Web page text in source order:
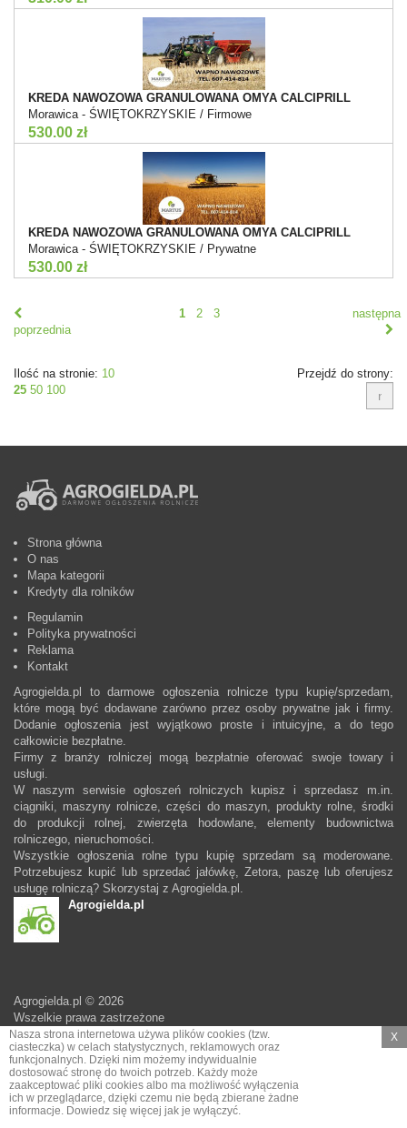
KREDA NAWOZOWA GRANULOWANA OMYA CALCIPRILL
Morawica - ŚWIĘTOKRZYSKIE / Firmowe
530.00 zł
KREDA NAWOZOWA GRANULOWANA OMYA CALCIPRILL
Morawica - ŚWIĘTOKRZYSKIE / Prywatne
530.00 zł
poprzednia
1 2 3 następna
Ilość na stronie: 10
25 50 100
Przejdź do strony:
Strona główna
O nas
Mapa kategorii
Kredyty dla rolników
Regulamin
Polityka prywatności
Reklama
Kontakt
Agrogielda.pl to darmowe ogłoszenia rolnicze typu kupię/sprzedam,
które mogą być dodawane zarówno przez osoby prywatne jak i firmy.
Dodanie ogłoszenia jest wyjątkowo proste i intuicyjne, a do tego
całkowicie bezpłatne.
Firmy z branży rolniczej mogą bezpłatnie oferować swoje towary i
usługi.
W naszym serwisie ogłoszeń rolniczych kupisz i sprzedasz m.in.
ciągniki, maszyny rolnicze, części do maszyn, produkty rolne, środki
do produkcji rolnej, zwierzęta hodowlane, elementy budownictwa
rolniczego, nieruchomości.
Wszystkie ogłoszenia rolne typu kupię sprzedam są moderowane.
Potrzebujesz kupić lub sprzedać jałówkę, Zetora, paszę lub oferujesz
usługę rolniczą? Skorzystaj z Agrogielda.pl.
Agrogielda.pl
Agrogielda.pl © 2026
Wszelkie prawa zastrzeżone
Nasza strona internetowa używa plików cookies (tzw.
ciasteczka) w celach statystycznych, reklamowych oraz
funkcjonalnych. Dzięki nim możemy indywidualnie
dostosować stronę do twoich potrzeb. Każdy może
zaakceptować pliki cookies albo ma możliwość wyłączenia
ich w przeglądarce, dzięki czemu nie będą zbierane żadne
informacje. Dowiedz się więcej jak je wyłączyć.
X